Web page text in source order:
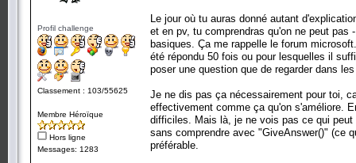
Profil challenge
Classement : 103/55625
Membre Héroïque
Hors ligne
Messages: 1283
Le jour où tu auras donné autant
et en pv, tu comprendras qu'on ne peut
basiques. Ça me rappelle le forum
été répondu 50 fois ou pour lesquelles il
poser une question que de regarder dans
Je ne dis pas ça nécessairement pour toi,
effectivement comme ça qu'on s'améliore.
difficiles. Mais là, je ne vois pas ce qui
sans comprendre avec "GiveAnswer()" (ce
préférable.